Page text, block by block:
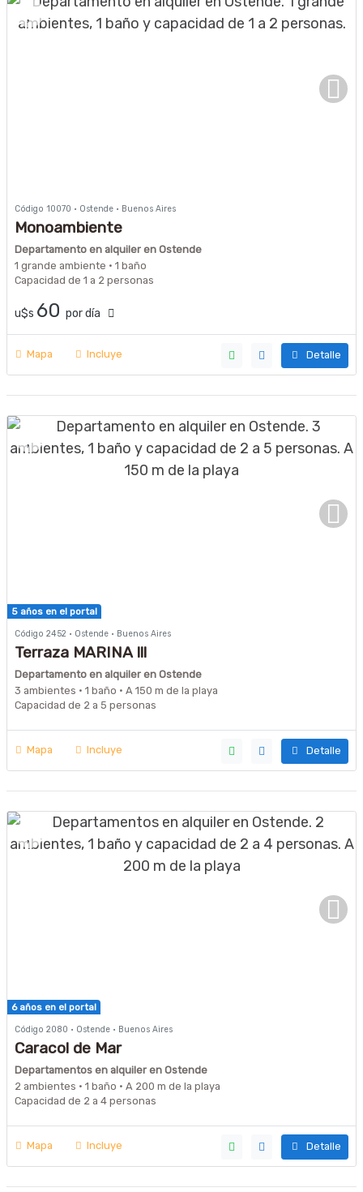
Código 10070 · Ostende · Buenos Aires
Monoambiente
Departamento en alquiler en Ostende
1 grande ambiente · 1 baño
Capacidad de 1 a 2 personas
u$s 60 por día
Mapa Incluye Detalle
5 años en el portal
Código 2452 · Ostende · Buenos Aires
Terraza MARINA lll
Departamento en alquiler en Ostende
3 ambientes · 1 baño · A 150 m de la playa
Capacidad de 2 a 5 personas
Mapa Incluye Detalle
6 años en el portal
Código 2080 · Ostende · Buenos Aires
Caracol de Mar
Departamentos en alquiler en Ostende
2 ambientes · 1 baño · A 200 m de la playa
Capacidad de 2 a 4 personas
Mapa Incluye Detalle